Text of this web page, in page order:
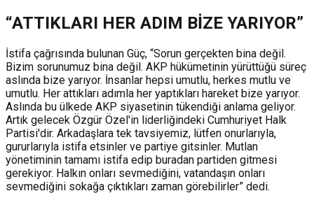
“ATTIKLARI HER ADIM BİZE YARIYOR”
İstifa çağrısında bulunan Güç, “Sorun gerçekten bina değil.
Bizim sorunumuz bina değil. AKP hükümetinin yürüttüğü süreç
aslında bize yarıyor. İnsanlar hepsi umutlu, herkes mutlu ve
umutlu. Her attıkları adımla her yaptıkları hareket bize yarıyor.
Aslında bu ülkede AKP siyasetinin tükendiği anlama geliyor.
Artık gelecek Özgür Özel'in liderliğindeki Cumhuriyet Halk
Partisi'dir. Arkadaşlara tek tavsiyemiz, lütfen onurlarıyla,
gururlarıyla istifa etsinler ve partiye gitsinler. Mutlan
yönetiminin tamamı istifa edip buradan partiden gitmesi
gerekiyor. Halkın onları sevmediğini, vatandaşın onları
sevmediğini sokağa çıktıkları zaman görebilirler” dedi.